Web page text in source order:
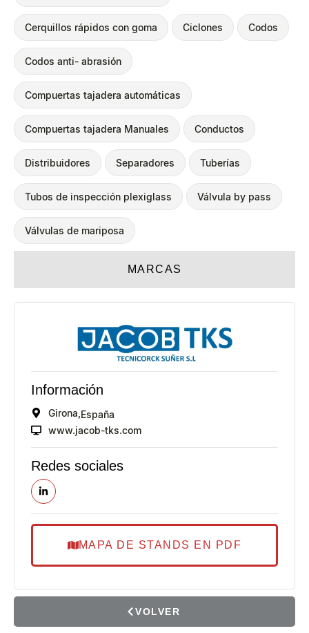
MARCAS
Cerquillos rápidos con goma Ciclones Codos
Codos anti- abrasión
Compuertas tajadera automáticas
Compuertas tajadera Manuales Conductos
Distribuidores Separadores Tuberías
Tubos de inspección plexiglass Válvula by pass
Válvulas de mariposa
Información
Girona, España
www.jacob-tks.com
Redes sociales
MAPA DE STANDS EN PDF
VOLVER